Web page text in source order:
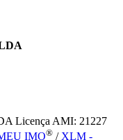
Licença AMI: 21227
IMO® /XLM -